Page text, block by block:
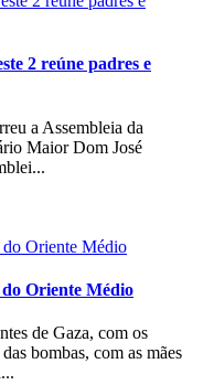
2 reúne padres e
a Assembleia da
Maior Dom José
Oriente Médio
de Gaza, com os
bombas, com as mães